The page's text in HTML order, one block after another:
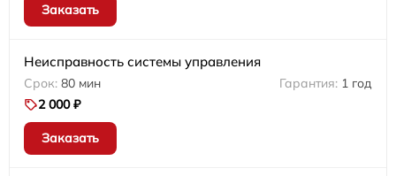
Заказать
Неисправность системы управления
80 мин
1 год
2 000 ₽
Заказать